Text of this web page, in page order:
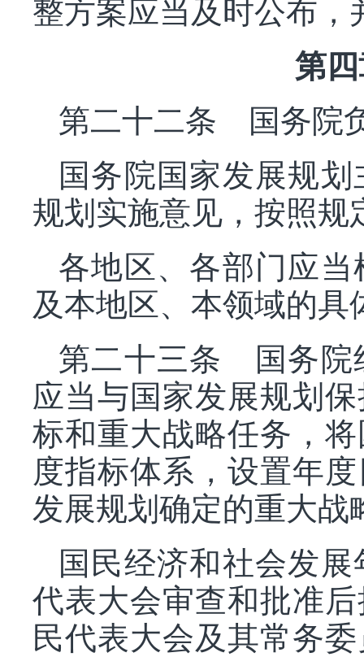
整方案应当及时公布，
第
第二十二条 国务院
国务院国家发展规
规划实施意见，按照规
各地区、各部门应
及本地区、本领域的
第二十三条 国务院
应当与国家发展规划
标和重大战略任务，
度指标体系，设置年
发展规划确定的重大战
国民经济和社会发
代表大会审查和批准
民代表大会及其常务